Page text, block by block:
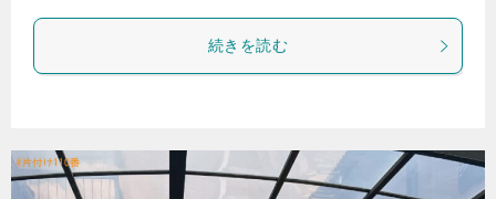
続きを読む